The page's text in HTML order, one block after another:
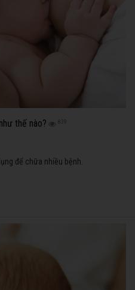
thế nào? 839
để chữa nhiều bệnh.